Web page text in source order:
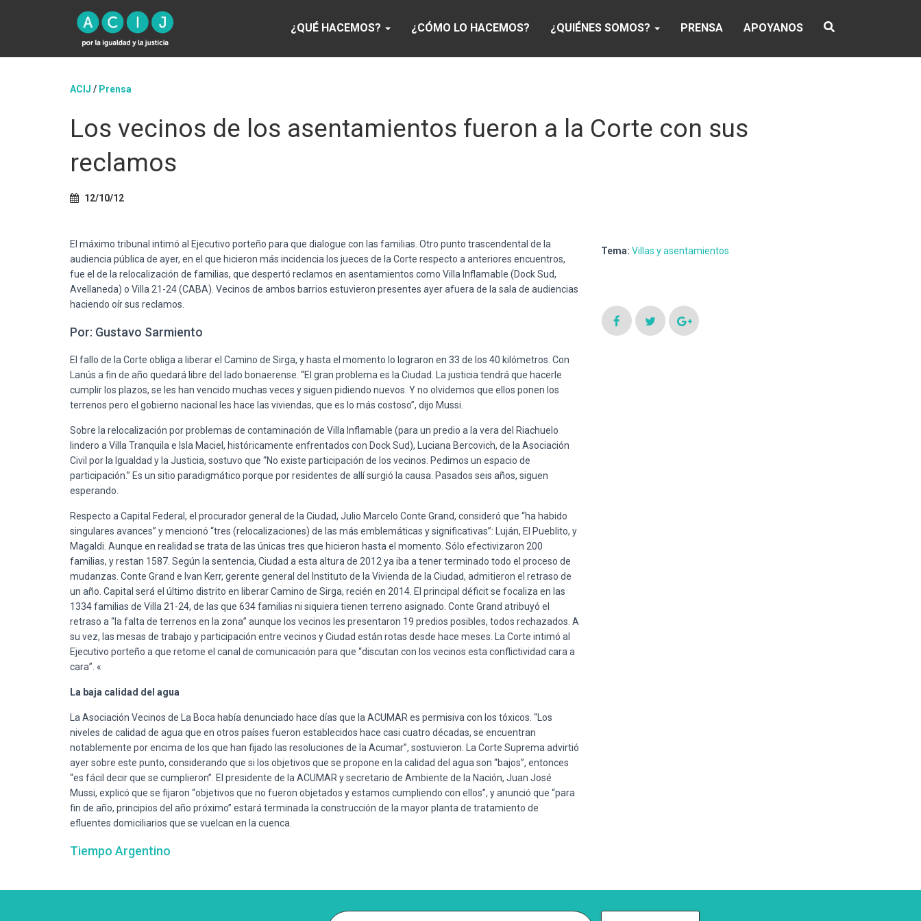
¿QUÉ HACEMOS? ¿CÓMO LO HACEMOS? ¿QUIÉNES SOMOS? PRENSA APOYANOS
ACIJ / Prensa
Los vecinos de los asentamientos fueron a la Corte con sus
reclamos
12/10/12
El máximo tribunal intimó al Ejecutivo porteño para que dialogue con las familias. Otro punto trascendental de la
audiencia pública de ayer, en el que hicieron más incidencia los jueces de la Corte respecto a anteriores encuentros,
fue el de la relocalización de familias, que despertó reclamos en asentamientos como Villa Inflamable (Dock Sud,
Avellaneda) o Villa 21-24 (CABA). Vecinos de ambos barrios estuvieron presentes ayer afuera de la sala de audiencias
haciendo oír sus reclamos.
Por: Gustavo Sarmiento
El fallo de la Corte obliga a liberar el Camino de Sirga, y hasta el momento lo lograron en 33 de los 40 kilómetros. Con
Lanús a fin de año quedará libre del lado bonaerense. “El gran problema es la Ciudad. La justicia tendrá que hacerle
cumplir los plazos, se les han vencido muchas veces y siguen pidiendo nuevos. Y no olvidemos que ellos ponen los
terrenos pero el gobierno nacional les hace las viviendas, que es lo más costoso”, dijo Mussi.
Sobre la relocalización por problemas de contaminación de Villa Inflamable (para un predio a la vera del Riachuelo
lindero a Villa Tranquila e Isla Maciel, históricamente enfrentados con Dock Sud), Luciana Bercovich, de la Asociación
Civil por la Igualdad y la Justicia, sostuvo que “No existe participación de los vecinos. Pedimos un espacio de
participación.” Es un sitio paradigmático porque por residentes de allí surgió la causa. Pasados seis años, siguen
esperando.
Respecto a Capital Federal, el procurador general de la Ciudad, Julio Marcelo Conte Grand, consideró que “ha habido
singulares avances” y mencionó “tres (relocalizaciones) de las más emblemáticas y significativas”: Luján, El Pueblito, y
Magaldi. Aunque en realidad se trata de las únicas tres que hicieron hasta el momento. Sólo efectivizaron 200
familias, y restan 1587. Según la sentencia, Ciudad a esta altura de 2012 ya iba a tener terminado todo el proceso de
mudanzas. Conte Grand e Ivan Kerr, gerente general del Instituto de la Vivienda de la Ciudad, admitieron el retraso de
un año. Capital será el último distrito en liberar Camino de Sirga, recién en 2014. El principal déficit se focaliza en las
1334 familias de Villa 21-24, de las que 634 familias ni siquiera tienen terreno asignado. Conte Grand atribuyó el
retraso a “la falta de terrenos en la zona” aunque los vecinos les presentaron 19 predios posibles, todos rechazados. A
su vez, las mesas de trabajo y participación entre vecinos y Ciudad están rotas desde hace meses. La Corte intimó al
Ejecutivo porteño a que retome el canal de comunicación para que “discutan con los vecinos esta conflictividad cara a
cara”. «
La baja calidad del agua
La Asociación Vecinos de La Boca había denunciado hace días que la ACUMAR es permisiva con los tóxicos. “Los
niveles de calidad de agua que en otros países fueron establecidos hace casi cuatro décadas, se encuentran
notablemente por encima de los que han fijado las resoluciones de la Acumar”, sostuvieron. La Corte Suprema advirtió
ayer sobre este punto, considerando que si los objetivos que se propone en la calidad del agua son “bajos”, entonces
“es fácil decir que se cumplieron”. El presidente de la ACUMAR y secretario de Ambiente de la Nación, Juan José
Mussi, explicó que se fijaron “objetivos que no fueron objetados y estamos cumpliendo con ellos”, y anunció que “para
fin de año, principios del año próximo” estará terminada la construcción de la mayor planta de tratamiento de
efluentes domiciliarios que se vuelcan en la cuenca.
Tiempo Argentino
Tema: Villas y asentamientos